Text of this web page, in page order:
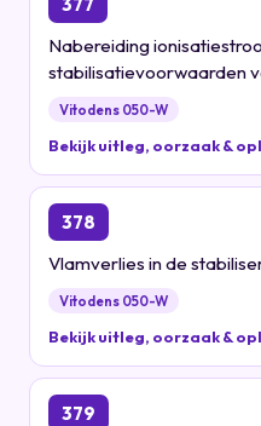
Nabereiding
stabilisatievoorwaarden
Vitodens 050-W
Bekijk uitleg, oorzaak &
378
Vlamverlies in de
Vitodens 050-W
Bekijk uitleg, oorzaak &
379